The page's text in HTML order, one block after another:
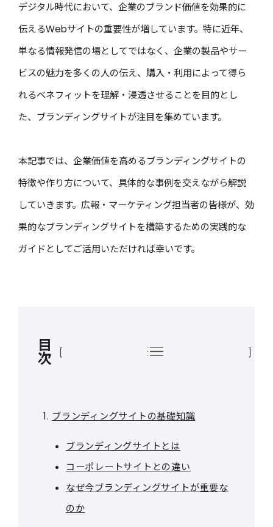
デジタル時代において、企業のブランド価値を効果的に
伝えるWebサイトの重要性が増しています。特に近年、
単なる情報発信の場としてではなく、企業の製品やサー
ビスの魅力を多くの人の伝え、購入・利用によって得ら
れるベネフィットを理解・浸透させることを目的とし
た、ブランディングサイトが注目を集めています。
本記事では、企業価値を高めるブランディングサイトの
特徴や作り方について、具体的な事例を交えながら解説
していきます。広報・マーケティング担当者の皆様が、効
果的なブランディングサイトを構築するための実践的な
ガイドとしてご活用いただければ幸いです。
目
次
ブランディングサイトの基礎知識
ブランディングサイトとは
コーポレートサイトとの違い
なぜ今ブランディングサイトが重要な
のか